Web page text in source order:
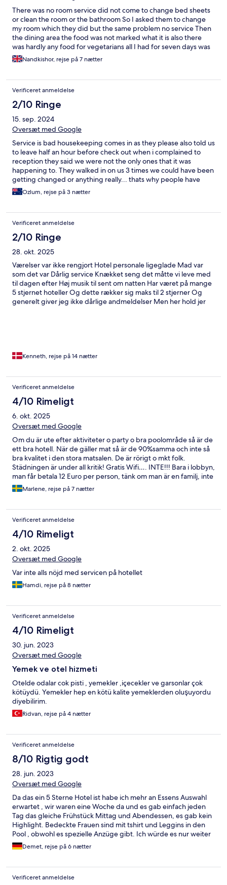
There was no room service did not come to change bed sheets
or clean the room or the bathroom So I asked them to change
my room which they did but the same problem no service Then
the dining area the food was not marked what it is also there
was hardly any food for vegetarians all I had for seven days was
rolls and chips so was not the holiday we wanted after ten years
Nandkishor, rejse på 7 nætter
Verificeret anmeldelse
2/10 Ringe
15. sep. 2024
Oversæt med Google
Service is bad housekeeping comes in as they please also told us
to leave half an hour before check out when i complained to
reception they said we were not the only ones that it was
happening to. They walked in on us 3 times we could have been
getting changed or anything really... thats why people have
private rooms. Dining is always dirty tables and everyday we
walked around at least half an hour looking for somewhere to sit
owned privatly inside the hotel. Not even icecream is free only
the ones you can get at convinience stores and limited flavours.
Just dont stay here.
Ozlum, rejse på 3 nætter
Verificeret anmeldelse
2/10 Ringe
28. okt. 2025
Værelser var ikke rengjort Hotel personale ligeglade Mad var
som det var Dårlig service Knækket seng det måtte vi leve med
til dagen efter Høj musik til sent om natten Har været på mange
5 stjernet hoteller Og dette rækker sig maks til 2 stjerner Og
generelt giver jeg ikke dårlige andmeldelser Men her hold jer
Kenneth, rejse på 14 nætter
Verificeret anmeldelse
4/10 Rimeligt
6. okt. 2025
Oversæt med Google
Om du är ute efter aktiviteter o party o bra poolområde så är de
ett bra hotell. När de gäller mat så är de 90%samma och inte så
bra kvalitet i den stora matsalen. De är rörigt o mkt folk.
Städningen är under all kritik! Gratis Wifi…. INTE!!! Bara i lobbyn,
man får betala 12 Euro per person, tänk om man är en familj, inte
billigt! De spelar musik mkt högt o kan inte sova förrän 23:30-
24:00.
Marlene, rejse på 7 nætter
Verificeret anmeldelse
4/10 Rimeligt
2. okt. 2025
Oversæt med Google
Var inte alls nöjd med servicen på hotellet
Hamdi, rejse på 8 nætter
Verificeret anmeldelse
4/10 Rimeligt
30. jun. 2023
Oversæt med Google
Yemek ve otel hizmeti
Otelde odalar cok pisti , yemekler ,içecekler ve garsonlar çok
kötüydü. Yemekler hep en kötü kalite yemeklerden oluşuyordu
diyebilirim.
Ridvan, rejse på 4 nætter
Verificeret anmeldelse
8/10 Rigtig godt
28. jun. 2023
Oversæt med Google
Da das ein 5 Sterne Hotel ist habe ich mehr an Essens Auswahl
erwartet , wir waren eine Woche da und es gab einfach jeden
Tag das gleiche Frühstück Mittag und Abendessen, es gab kein
Highlight. Bedeckte Frauen sind mit tshirt und Leggins in den
Pool , obwohl es spezielle Anzüge gibt. Ich würde es nur weiter
empfehlen wenn man Kinder hat .
Demet, rejse på 6 nætter
Verificeret anmeldelse